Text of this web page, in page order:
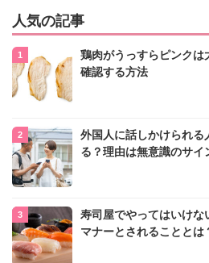
人気の記事
鶏肉がうっすらピンク
確認する方法
外国人に話しかけられ
る？理由は無意識のサイ
寿司屋でやってはいけ
マナーとされることとは